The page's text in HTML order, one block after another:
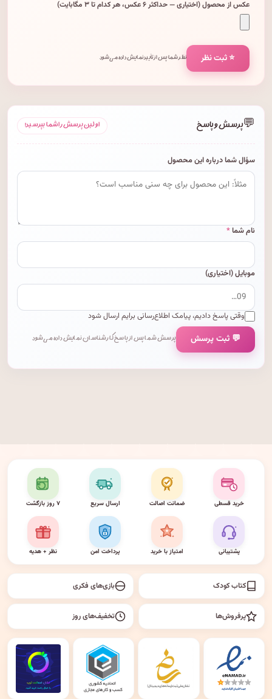
عکس از محصول (اختیاری — حداکثر ۶ عکس، هر کدام تا ۳ مگابایت)
⭐ ثبت نظر نظر شما پس از تأیید نمایش داده می‌شود.
💬پرسش و پاسخ اولین پرسش را شما بپرسید!
سؤال شما درباره این محصول
نام شما*
موبایل (اختیاری)
وقتی پاسخ دادیم، پیامک اطلاع‌رسانی برایم ارسال شود
💬 ثبت پرسش پرسش شما پس از پاسخ کارشناسان نمایش داده می‌شود.
خرید قسطی ضمانت اصالت ارسال سریع ۷ روز بازگشت
پشتیبانی امتیاز با خرید پرداخت امن نظر + هدیه
کتاب کودک بازی‌های فکری
پرفروش‌ها تخفیف‌های روز